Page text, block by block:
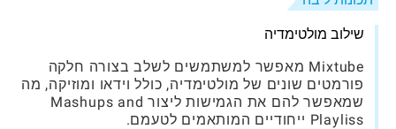
שילוב מולטימדיה
Mixtube מאפשר למשתמשים לשלב בצורה חלקה
פורמטים שונים של מולטימדיה, כולל וידאו ומוזיקה, מה
שמאפשר להם את הגמישות ליצור Mashups and
Playliss ייחודיים המותאמים לטעמם.